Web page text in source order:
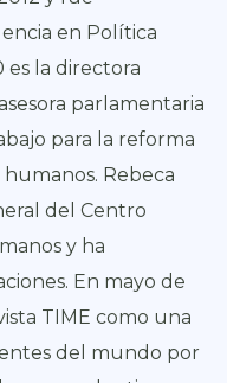
en Política
es la directora
parlamentaria
para la reforma
Rebeca
del Centro
y ha
En mayo de
TIME como una
del mundo por